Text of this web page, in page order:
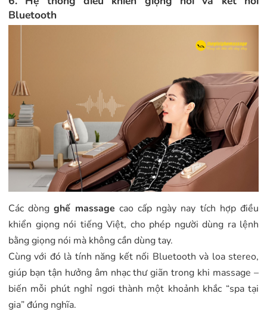
Bluetooth
Các dòngghế massage cao cấp ngày nay tích hợp điều
khiển giọng nói tiếng Việt, cho phép người dùng ra lệnh
bằng giọng nói mà không cần dùng tay.
Cùng với đó là tính năng kết nối Bluetooth và loa stereo,
giúp bạn tận hưởng âm nhạc thư giãn trong khi massage –
biến mỗi phút nghỉ ngơi thành một khoảnh khắc “spa tại
gia” đúng nghĩa.